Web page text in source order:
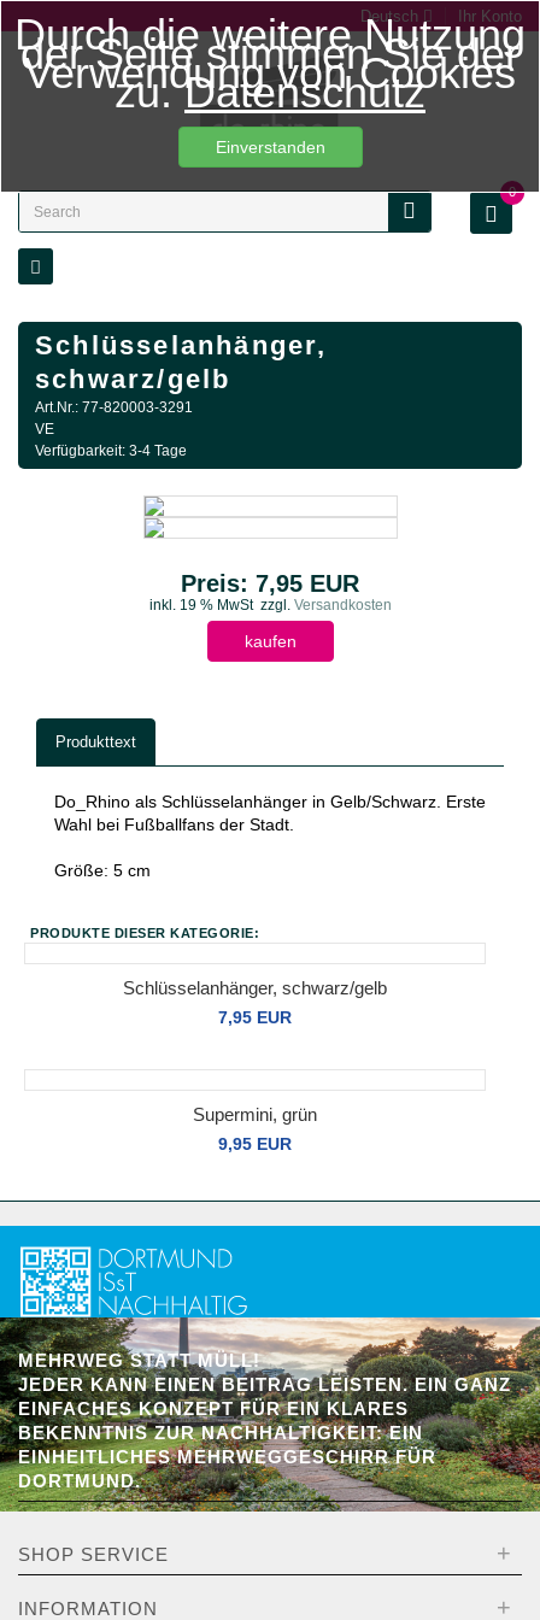
Durch die weitere Nutzung
der Seite stimmen Sie der
Verwendung von Cookies
zu.Datenschutz
Einverstanden
Ihr Konto
Deutsch
0
Schlüsselanhänger,
schwarz/gelb
Art.Nr.: 77-820003-3291
VE
Verfügbarkeit: 3-4 Tage
Preis: 7,95 EUR
inkl. 19 % MwStzzgl.Versandkosten
kaufen
Produkttext
Do_Rhino als Schlüsselanhänger in Gelb/Schwarz. Erste
Wahl bei Fußballfans der Stadt.
Größe: 5 cm
PRODUKTE DIESER KATEGORIE:
Schlüsselanhänger, schwarz/gelb
7,95 EUR
Supermini, grün
9,95 EUR
MEHRWEG STATT MÜLL!
JEDER KANN EINEN BEITRAG LEISTEN. EIN GANZ
EINFACHES KONZEPT FÜR EIN KLARES
BEKENNTNIS ZUR NACHHALTIGKEIT: EIN
EINHEITLICHES MEHRWEGGESCHIRR FÜR
DORTMUND.
SHOP SERVICE +
INFORMATION +